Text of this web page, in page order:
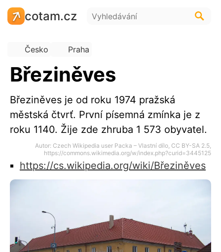
cotam.cz
Česko Praha
Březiněves
Březiněves je od roku 1974 pražská
městská čtvrť. První písemná zmínka je z
roku 1140. Žije zde zhruba 1 573 obyvatel.
Autor: Czech Wikipedia user Packa – Vlastní dílo, CC BY-SA 2.5,
https://commons.wikimedia.org/w/index.php?curid=3445125
https://cs.wikipedia.org/wiki/Březiněves